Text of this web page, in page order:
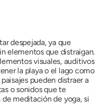
despejada, ya que
elementos que distraigan.
visuales, auditivos
la playa o el lago como
pueden distraer a
o sonidos que te
meditación de yoga, si